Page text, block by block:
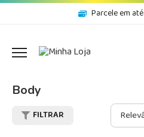
Parcele em até
Body
FILTRAR